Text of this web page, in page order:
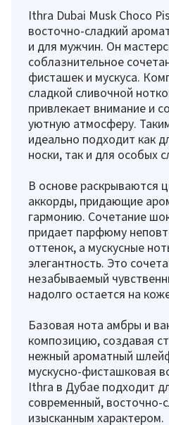
Ithra Dubai Musk Choco
восточно-сладкий
и для мужчин. Он
соблазнительное
фисташек и мускуса.
сладкой сливочной
привлекает внимание и
уютную атмосферу.
идеально подходит как
носки, так и для особых
В основе раскрываются
аккорды, придающие
гармонию. Сочетание
придает парфюму
оттенок, а мускусные
элегантность. Это
незабываемый
надолго остается на
Базовая нота амбры и
композицию, создавая
нежный ароматный
мускусно-фисташковая
Ithra в Дубае подходит
современный, восточно-
изысканным характером.